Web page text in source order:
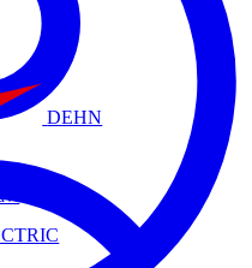
DEHN